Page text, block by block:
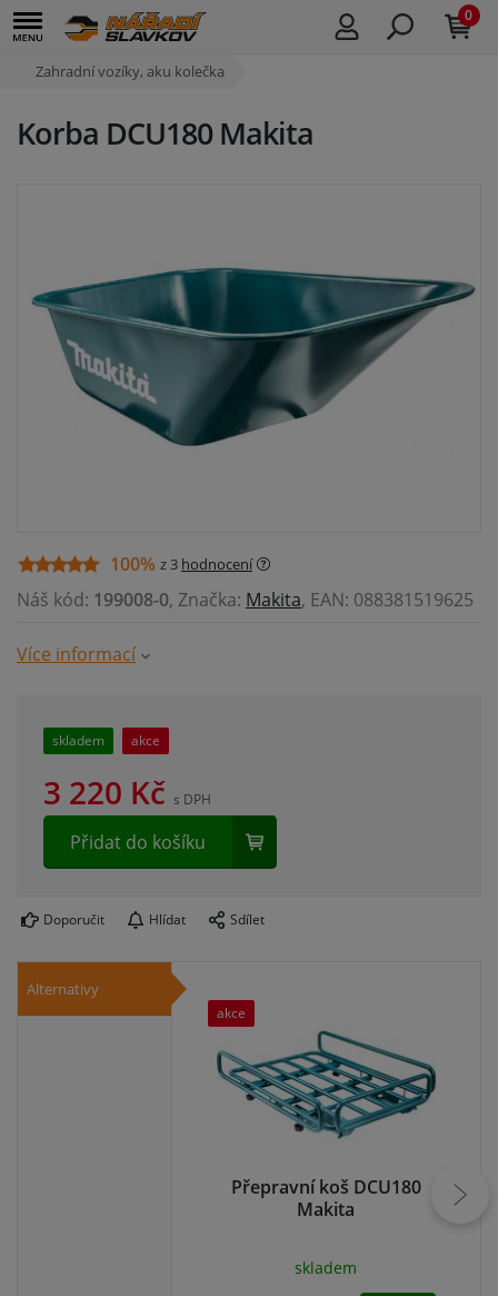
0
Zahradní vozíky, aku kolečka
Korba DCU180 Makita
100% z 3 hodnocení
Náš kód: 199008-0, Značka: Makita, EAN: 088381519625
Více informací
skladem akce
3 220 Kč s DPH
Přidat do košíku
Doporučit Hlídat Sdílet
Alternativy
Přepravní koš DCU180
Makita
akce
skladem